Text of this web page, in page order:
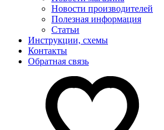
Новости производителей
Полезная информация
Статьи
Инструкции, схемы
Контакты
Обратная связь